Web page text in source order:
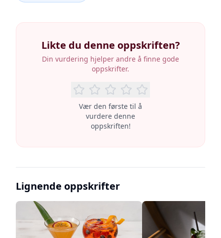
Likte du denne oppskriften?
Din vurdering hjelper andre å finne gode
oppskrifter.
Vær den første til å
vurdere denne
oppskriften!
Lignende oppskrifter